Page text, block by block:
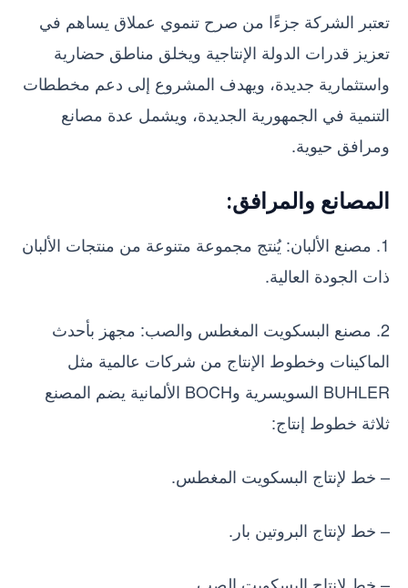
تعتبر الشركة جزءًا من صرح تنموي عملاق يساهم في
تعزيز قدرات الدولة الإنتاجية ويخلق مناطق حضارية
واستثمارية جديدة، ويهدف المشروع إلى دعم مخططات
التنمية في الجمهورية الجديدة، ويشمل عدة مصانع
ومرافق حيوية.
المصانع والمرافق:
1. مصنع الألبان: يُنتج مجموعة متنوعة من منتجات الألبان
ذات الجودة العالية.
2. مصنع البسكويت المغطس والصب: مجهز بأحدث
الماكينات وخطوط الإنتاج من شركات عالمية مثل
BUHLER السويسرية وBOCH الألمانية يضم المصنع
ثلاثة خطوط إنتاج:
– خط لإنتاج البسكويت المغطس.
– خط لإنتاج البروتين بار.